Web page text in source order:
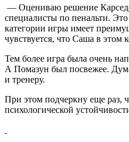
— Оцениваю решение Карседо
специалисты по пенальти.
категории игры имеет
чувствуется, что Саша в этом
Тем более игра была очень
А Помазун был посвежее.
и тренеру.
При этом подчеркну еще раз,
психологической